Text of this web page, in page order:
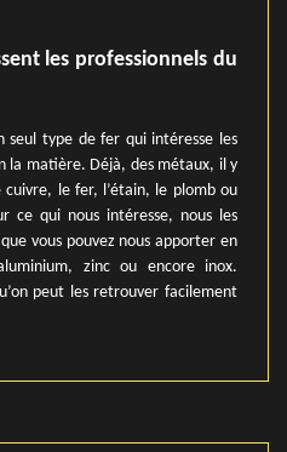
les professionnels du
seul type de fer qui intéresse les
la matière. Déjà, des métaux, il y
cuivre, le fer, l’étain, le plomb ou
ce qui nous intéresse, nous les
vous pouvez nous apporter en
zinc ou encore inox.
peut les retrouver facilement